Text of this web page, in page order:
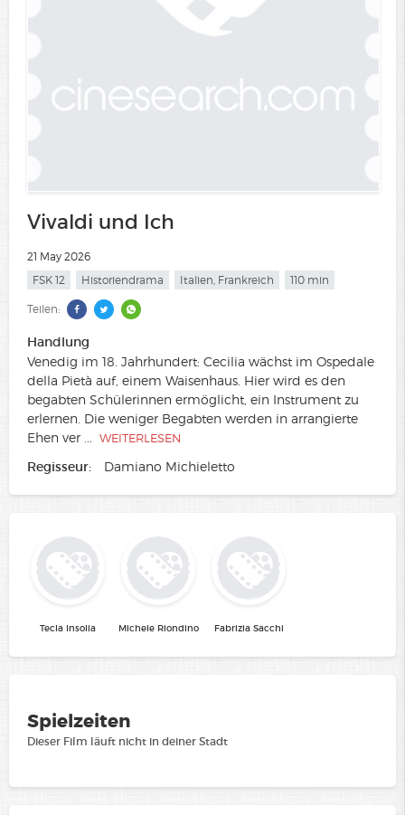
Vivaldi und Ich
21 May 2026
FSK 12
Historiendrama Italien, Frankreich 110 min
Teilen:
Handlung
Venedig im 18. Jahrhundert: Cecilia wächst im Ospedale
della Pietà auf, einem Waisenhaus. Hier wird es den
begabten Schülerinnen ermöglicht, ein Instrument zu
erlernen. Die weniger Begabten werden in arrangierte
Ehen ver
WEITERLESEN
Regisseur: Damiano Michieletto
Tecla Insolia Michele Riondino Fabrizia Sacchi
Spielzeiten
Dieser Film läuft nicht in deiner Stadt